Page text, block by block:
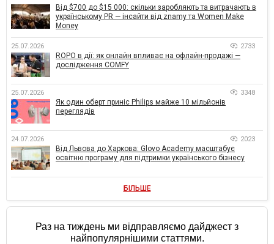
Від $700 до $15 000: скільки заробляють та витрачають в
українському PR — інсайти від znamy та Women Make
Money
25.07.2026 2733
ROPO в дії: як онлайн впливає на офлайн-продажі —
дослідження COMFY
25.07.2026 3348
Як один оберт приніс Philips майже 10 мільйонів
переглядів
24.07.2026 2023
Від Львова до Харкова: Glovo Academy масштабує
освітню програму для підтримки українського бізнесу
БІЛЬШЕ
Раз на тиждень ми відправляємо дайджест з
найпопулярнішими статтями.